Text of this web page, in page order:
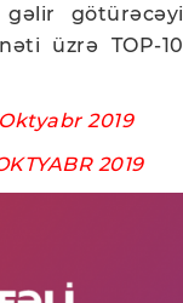
götürəcəyi
üzrə TOP-10
2019
2019